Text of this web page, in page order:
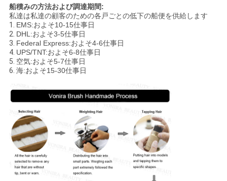
船積みの方法および調達期間:
私達は私達の顧客のための各戸ごとの低下の船便を供給します
1. EMS:およそ10-15仕事日
2. DHL:およそ3-5仕事日
3. Federal Express:およそ4-6仕事日
4. UPS/TNT:およそ6-8仕事日
5. 空気:およそ5-7仕事日
6. 海:およそ15-30仕事日